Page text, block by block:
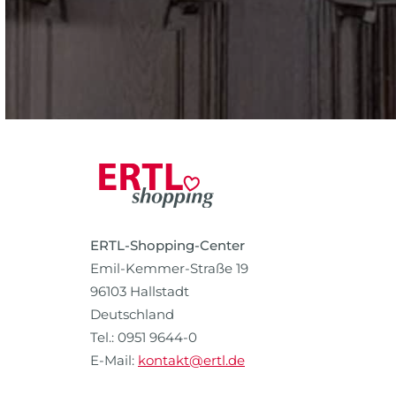
ERTL-Shopping-Center
Emil-Kemmer-Straße 19
96103 Hallstadt
Deutschland
Tel.: 0951 9644-0
E-Mail: kontakt@ertl.de